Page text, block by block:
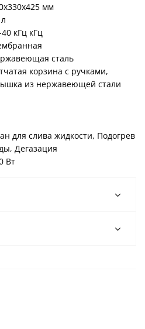
мм
кГц кГц
сталь
корзина с ручками,
из нержавеющей стали
для слива жидкости, Подогрев
Дегазация
Вт